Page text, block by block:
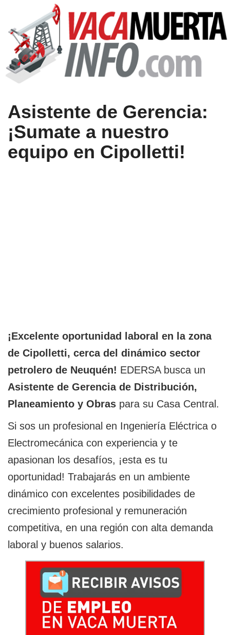
Asistente de Gerencia:
¡Sumate a nuestro
equipo en Cipolletti!
¡Excelente oportunidad laboral en la zona
de Cipolletti, cerca del dinámico sector
petrolero de Neuquén! EDERSA busca un
Asistente de Gerencia de Distribución,
Planeamiento y Obras para su Casa Central.
Si sos un profesional en Ingeniería Eléctrica o
Electromecánica con experiencia y te
apasionan los desafíos, ¡esta es tu
oportunidad! Trabajarás en un ambiente
dinámico con excelentes posibilidades de
crecimiento profesional y remuneración
competitiva, en una región con alta demanda
laboral y buenos salarios.